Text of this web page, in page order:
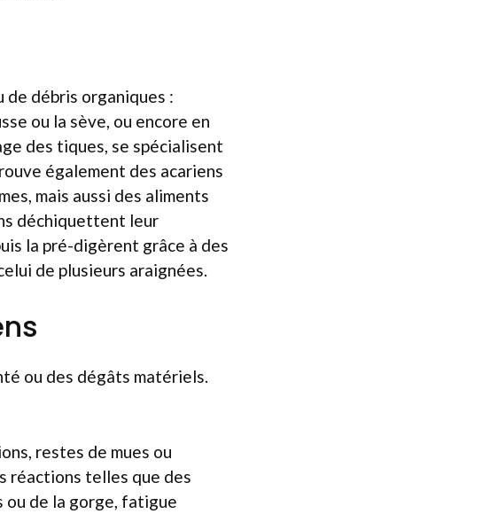
débris organiques :
ou la sève, ou encore en
des tiques, se spécialisent
également des acariens
mais aussi des aliments
déchiquettent leur
la pré-digèrent grâce à des
de plusieurs araignées.
ou des dégâts matériels.
restes de mues ou
réactions telles que des
ou de la gorge, fatigue